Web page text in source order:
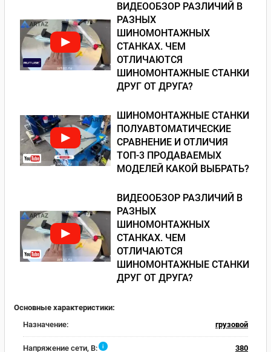
ВИДЕООБЗОР РАЗЛИЧИЙ В
РАЗНЫХ
ШИНОМОНТАЖНЫХ
СТАНКАХ. ЧЕМ
ОТЛИЧАЮТСЯ
ШИНОМОНТАЖНЫЕ СТАНКИ
ДРУГ ОТ ДРУГА?
ШИНОМОНТАЖНЫЕ СТАНКИ
ПОЛУАВТОМАТИЧЕСКИЕ
СРАВНЕНИЕ И ОТЛИЧИЯ
ТОП-3 ПРОДАВАЕМЫХ
МОДЕЛЕЙ КАКОЙ ВЫБРАТЬ?
ВИДЕООБЗОР РАЗЛИЧИЙ В
РАЗНЫХ
ШИНОМОНТАЖНЫХ
СТАНКАХ. ЧЕМ
ОТЛИЧАЮТСЯ
ШИНОМОНТАЖНЫЕ СТАНКИ
ДРУГ ОТ ДРУГА?
Основные характеристики:
Назначение:
грузовой
Напряжение сети, В: i 380